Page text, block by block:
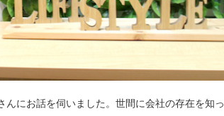
にお話を伺いました。世間に会社の存在を知っ